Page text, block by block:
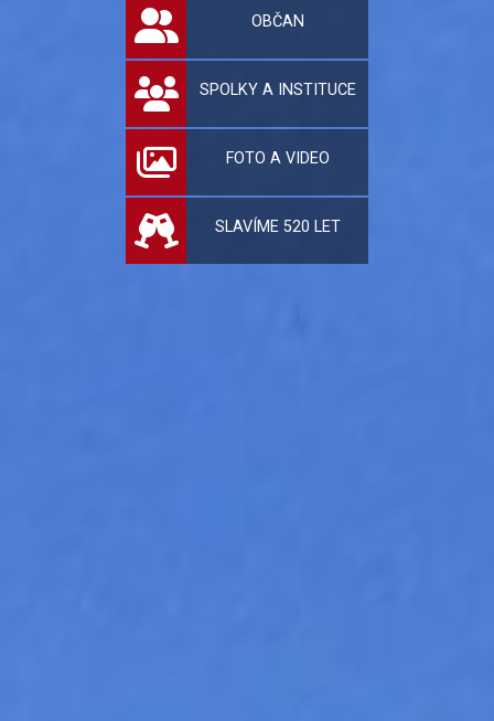
OBČAN
SPOLKY A INSTITUCE
FOTO A VIDEO
SLAVÍME 520 LET